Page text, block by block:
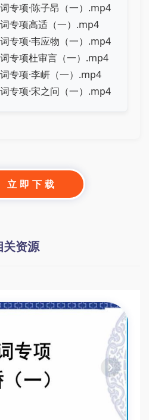
专项·陈子昂（一）.mp4
专项高适（一）.mp4
专项·韦应物（一）.mp4
专项杜审言（一）.mp4
专项·李岍（一）.mp4
专项·宋之问（一）.mp4
立 即 下 载
关资源